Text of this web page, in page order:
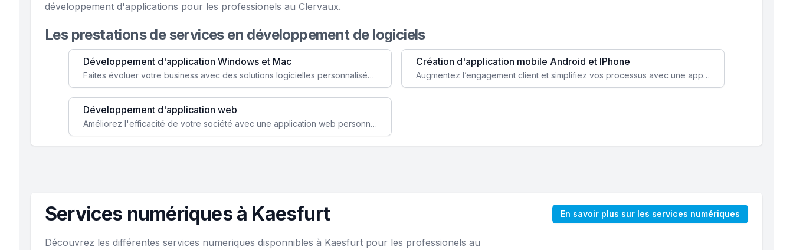
développement d'applications pour les professionels au Clervaux.
Les prestations de services en développement de logiciels
Développement d'application Windows et Mac
Faites évoluer votre business avec des solutions logicielles personnalisées, parfaitement adaptées à vos besoins spécifiques.
Création d'application mobile Android et IPhone
Augmentez l’engagement client et simplifiez vos processus avec une application mobile sur mesure, disponible sur iOS et Android.
Développement d'application web
Améliorez l'efficacité de votre société avec une application web personnalisée accessible partout et tout le temps.
Services numériques à Kaesfurt En savoir plus sur les services numériques
Découvrez les différentes services numeriques disponnibles à Kaesfurt pour les professionels au